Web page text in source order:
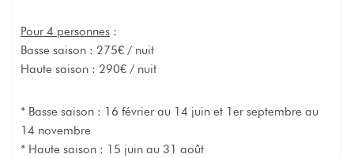
Pour 4 personnes :
Basse saison : 275€ / nuit
Haute saison : 290€ / nuit
* Basse saison : 16 février au 14 juin et 1er septembre au
14 novembre
* Haute saison : 15 juin au 31 août